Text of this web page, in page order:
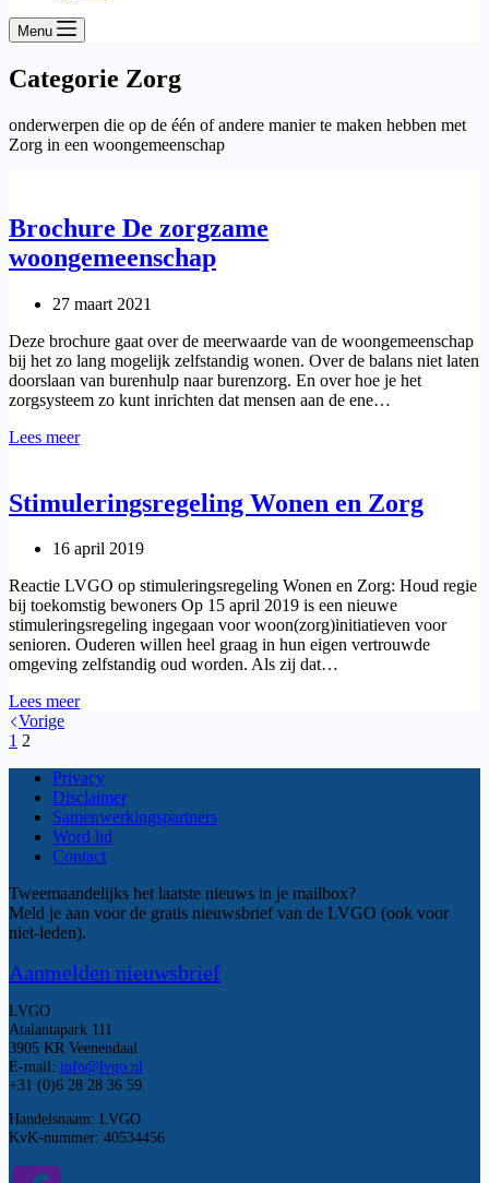
Menu
Categorie Zorg
onderwerpen die op de één of andere manier te maken hebben met
Zorg in een woongemeenschap
Brochure De zorgzame
woongemeenschap
27 maart 2021
Deze brochure gaat over de meerwaarde van de woongemeenschap
bij het zo lang mogelijk zelfstandig wonen. Over de balans niet laten
doorslaan van burenhulp naar burenzorg. En over hoe je het
zorgsysteem zo kunt inrichten dat mensen aan de ene…
Lees meerBrochure
woongemeenschap
Stimuleringsregeling Wonen en Zorg
16 april 2019
Reactie LVGO op stimuleringsregeling Wonen en Zorg: Houd regie
bij toekomstig bewoners Op 15 april 2019 is een nieuwe
stimuleringsregeling ingegaan voor woon(zorg)initiatieven voor
senioren. Ouderen willen heel graag in hun eigen vertrouwde
omgeving zelfstandig oud worden. Als zij dat…
Lees meerStimuleringsregeling
Vorige
1 2
Privacy
Disclaimer
Samenwerkingspartners
Word lid
Contact
Tweemaandelijks het laatste nieuws in je mailbox?
Meld je aan voor de gratis nieuwsbrief van de LVGO (ook voor
niet-leden).
Aanmelden nieuwsbrief
LVGO
Atalantapark 111
3905 KR Veenendaal
E-mail: info@lvgo.nl
+31 (0)6 28 28 36 59
Handelsnaam: LVGO
KvK-nummer: 40534456